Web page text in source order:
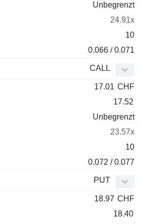
Unbegrenzt
24.91x
10
0.066 / 0.071
CALL
17.01 CHF
17.52
Unbegrenzt
23.57x
10
0.072 / 0.077
PUT
18.97 CHF
18.40